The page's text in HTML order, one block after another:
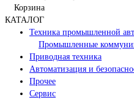
Корзина
КАТАЛОГ
Техника промышленной
Промышленные
Приводная техника
Автоматизация и
Прочее
Сервис